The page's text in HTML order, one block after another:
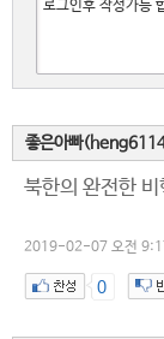
좋은아빠
북한의 완전한
2019-02-07 오전
0